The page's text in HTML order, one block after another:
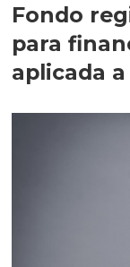
Fondo
para
aplicada